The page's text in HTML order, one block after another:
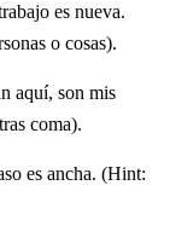
es nueva.
o cosas).
aquí, son mis
coma).
es ancha. (Hint: